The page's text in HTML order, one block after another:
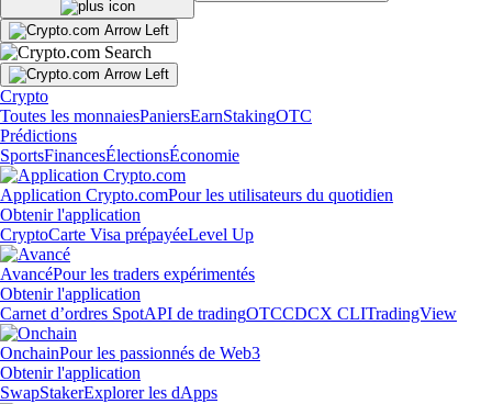
Crypto
Toutes les monnaiesPaniersEarnStakingOTC
Prédictions
SportsFinancesÉlectionsÉconomie
Application Crypto.comPour les utilisateurs du quotidien
Obtenir l'application
CryptoCarte Visa prépayéeLevel Up
AvancéPour les traders expérimentés
Obtenir l'application
Carnet d’ordres SpotAPI de tradingOTCCDCX CLITradingView
OnchainPour les passionnés de Web3
Obtenir l'application
SwapStakerExplorer les dApps